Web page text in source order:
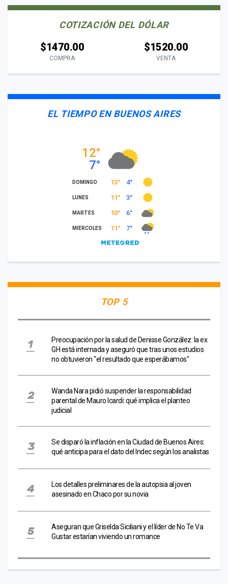
COTIZACIÓN DEL DÓLAR
$1470.00
COMPRA
$1520.00
VENTA
EL TIEMPO EN BUENOS AIRES
TOP 5
Preocupación por la salud de Denisse González: la ex
GH está internada y aseguró que tras unos estudios
no obtuvieron "el resultado que esperábamos"
Wanda Nara pidió suspender la responsabilidad
parental de Mauro Icardi: qué implica el planteo
judicial
Se disparó la inflación en la Ciudad de Buenos Aires:
qué anticipa para el dato del Indec según los analistas
Los detalles preliminares de la autopsia al joven
asesinado en Chaco por su novia
Aseguran que Griselda Siciliani y el líder de No Te Va
Gustar estarían viviendo un romance